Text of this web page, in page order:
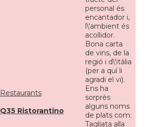
Restaurants
Q35 Ristorantino
personal és
encantador i,
l\'ambient és
acollidor.
Bona carta
de vins, de la
regió i d\'itàlia
(per a quí li
agradi el vi).
Ens ha
sorprès
alguns noms
de plats com:
Tagliata alla